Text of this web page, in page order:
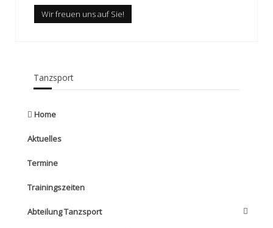
Wir freuen uns auf Sie!
Tanzsport
Home
Aktuelles
Termine
Trainingszeiten
Abteilung Tanzsport